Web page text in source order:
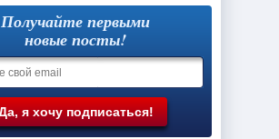
Получайте первыми
новые посты!